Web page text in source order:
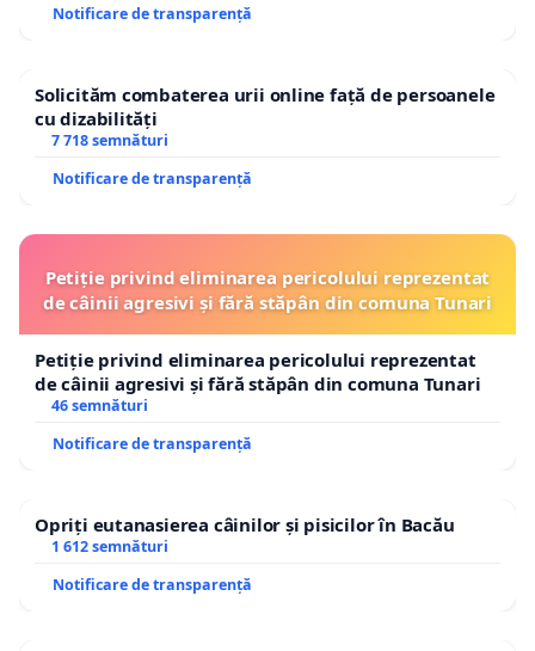
Notificare de transparență
Solicităm combaterea urii online față de persoanele
cu dizabilități
7 718 semnături
Notificare de transparență
Petiție privind eliminarea pericolului reprezentat
de câinii agresivi și fără stăpân din comuna Tunari
Petiție privind eliminarea pericolului reprezentat
de câinii agresivi și fără stăpân din comuna Tunari
46 semnături
Notificare de transparență
Opriți eutanasierea câinilor și pisicilor în Bacău
1 612 semnături
Notificare de transparență